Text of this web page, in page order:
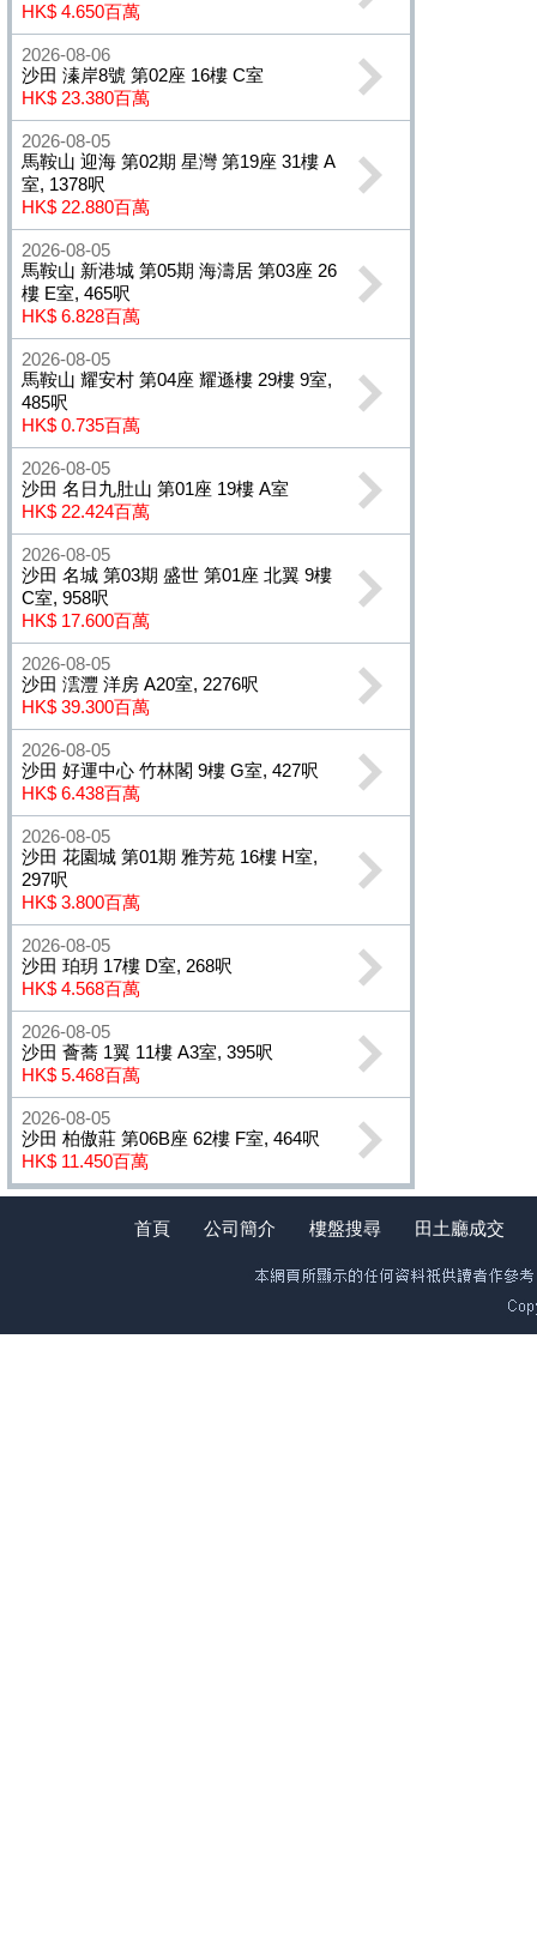
HK$ 4.650百萬
2026-08-06
沙田 溱岸8號 第02座 16樓 C室
HK$ 23.380百萬
2026-08-05
馬鞍山 迎海 第02期 星灣 第19座 31樓 A
室, 1378呎
HK$ 22.880百萬
2026-08-05
馬鞍山 新港城 第05期 海濤居 第03座 26
樓 E室, 465呎
HK$ 6.828百萬
2026-08-05
馬鞍山 耀安村 第04座 耀遜樓 29樓 9室,
485呎
HK$ 0.735百萬
2026-08-05
沙田 名日九肚山 第01座 19樓 A室
HK$ 22.424百萬
2026-08-05
沙田 名城 第03期 盛世 第01座 北翼 9樓
C室, 958呎
HK$ 17.600百萬
2026-08-05
沙田 澐灃 洋房 A20室, 2276呎
HK$ 39.300百萬
2026-08-05
沙田 好運中心 竹林閣 9樓 G室, 427呎
HK$ 6.438百萬
2026-08-05
沙田 花園城 第01期 雅芳苑 16樓 H室,
297呎
HK$ 3.800百萬
2026-08-05
沙田 珀玥 17樓 D室, 268呎
HK$ 4.568百萬
2026-08-05
沙田 薈蕎 1翼 11樓 A3室, 395呎
HK$ 5.468百萬
2026-08-05
沙田 柏傲莊 第06B座 62樓 F室, 464呎
HK$ 11.450百萬
首頁 公司簡介 樓盤搜尋 田土廳成交